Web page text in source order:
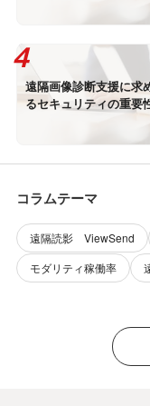
遠隔画像診断支援に求
るセキュリティの重要
コラムテーマ
遠隔読影 ViewSend
モダリティ稼働率